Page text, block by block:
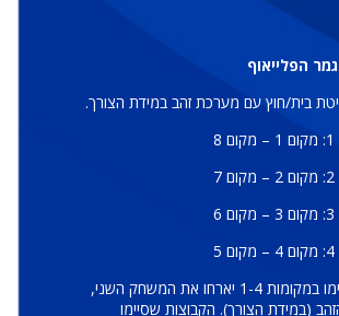
הפלייאוף
בית/חוץ עם מערכת זהב במידת הצורך.
הקבוצות שסיימו במקומות 1-4 יארחו את המשחק השני,
(במידת הצורך). הקבוצות שסיימו